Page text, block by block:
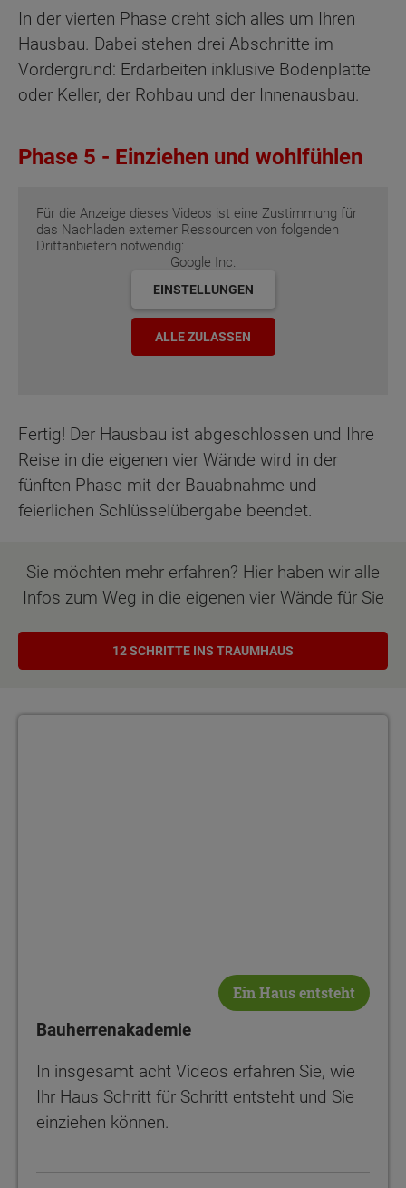
In der vierten Phase dreht sich alles um Ihren
Hausbau. Dabei stehen drei Abschnitte im
Vordergrund: Erdarbeiten inklusive Bodenplatte
oder Keller, der Rohbau und der Innenausbau.
Phase 5 - Einziehen und wohlfühlen
Für die Anzeige dieses Videos ist eine Zustimmung für
das Nachladen externer Ressourcen von folgenden
Drittanbietern notwendig:
Google Inc.
EINSTELLUNGEN
ALLE ZULASSEN
Fertig! Der Hausbau ist abgeschlossen und Ihre
Reise in die eigenen vier Wände wird in der
fünften Phase mit der Bauabnahme und
feierlichen Schlüsselübergabe beendet.
Sie möchten mehr erfahren? Hier haben wir alle
Infos zum Weg in die eigenen vier Wände für Sie
12 SCHRITTE INS TRAUMHAUS
Ein Haus entsteht
Bauherrenakademie
In insgesamt acht Videos erfahren Sie, wie
Ihr Haus Schritt für Schritt entsteht und Sie
einziehen können.